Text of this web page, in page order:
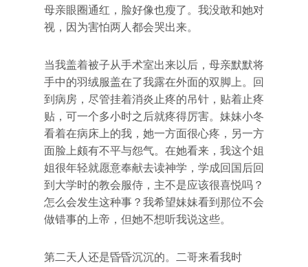
母亲眼圈通红，脸好像也瘦了。我没敢和她对
视，因为害怕两人都会哭出来。
当我盖着被子从手术室出来以后，母亲默默将
手中的羽绒服盖在了我露在外面的双脚上。回
到病房，尽管挂着消炎止疼的吊针，贴着止疼
贴，可一个多小时之后就疼得厉害。妹妹小冬
看着在病床上的我，她一方面很心疼，另一方
面脸上颇有不平与怨气。在她看来，我这个姐
姐很年轻就愿意奉献去读神学，学成回国后回
到大学时的教会服侍，主不是应该很喜悦吗？
怎么会发生这种事？我希望妹妹看到那位不会
做错事的上帝，但她不想听我说这些。
第二天人还是昏昏沉沉的。二哥来看我时